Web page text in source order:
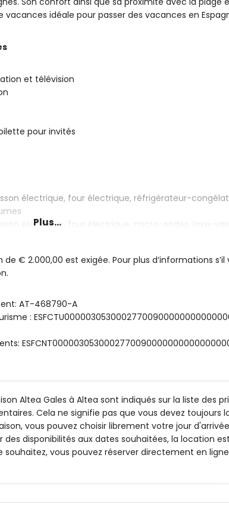
idéale pour passer des vacances en
et télévision
pour invités
électrique, four électrique, réfrigérateur-
électrique, four électrique, micro-ondes, lave-
et salle de bains attenante
size
vasque, baignoire, douche, toilettes et sèche-
et toilettes
et toilettes
x 3m et 1,8m de profondeur
extérieur
5 kilomètres de la maison)
Plus...
€ 2.000,00 est exigée. Pour plus d’informations s’il
AT-468790-A
:
Altea Gales à Altea sont indiqués sur la liste des
Cela ne signifie pas que vous devez toujours
vous pouvez choisir librement votre jour
disponibilités aux dates souhaitées, la location est
vous pouvez réserver directement en ligne